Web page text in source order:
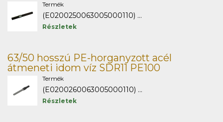
Termék
(E0200250063005000110) ...
Részletek
63/50 hosszú PE-horganyzott acél
átmeneti idom víz SDR11 PE100
Termék
(E0200260063005000110) ...
Részletek